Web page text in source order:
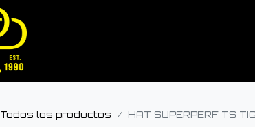
Todos los productos HAT SUPERPERF TS